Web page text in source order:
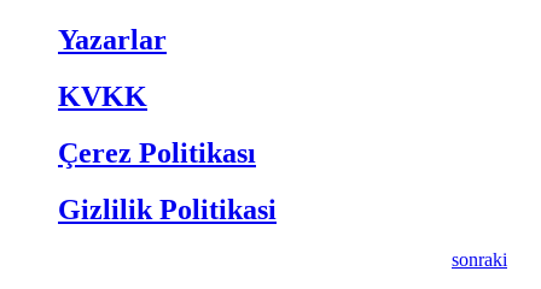
Yazarlar
KVKK
Çerez Politikası
Gizlilik Politikasi
sonraki